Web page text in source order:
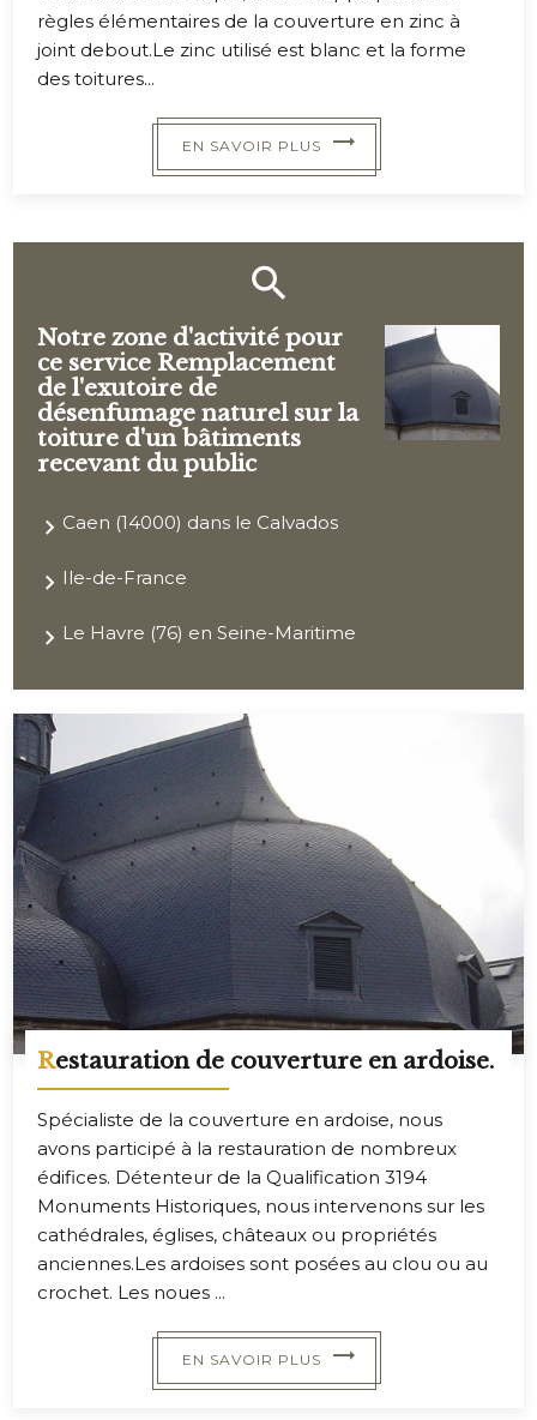
règles élémentaires de la couverture en zinc à
joint debout.Le zinc utilisé est blanc et la forme
des toitures...
EN SAVOIR PLUS
Notre zone d'activité pour
ce service Remplacement
de l'exutoire de
désenfumage naturel sur la
toiture d'un bâtiments
recevant du public
Caen (14000) dans le Calvados
Ile-de-France
Le Havre (76) en Seine-Maritime
Restauration de couverture en ardoise.
Spécialiste de la couverture en ardoise, nous
avons participé à la restauration de nombreux
édifices. Détenteur de la Qualification 3194
Monuments Historiques, nous intervenons sur les
cathédrales, églises, châteaux ou propriétés
anciennes.Les ardoises sont posées au clou ou au
crochet. Les noues ...
EN SAVOIR PLUS